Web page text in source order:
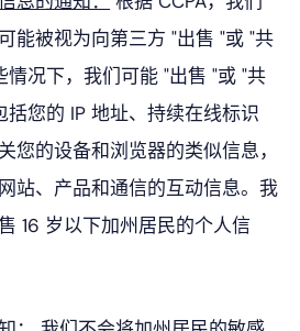
能被视为向第三方 "出售 "或 "共
情况下，我们可能 "出售 "或 "共
括您的 IP 地址、持续在线标识
您的设备和浏览器的类似信息，
站、产品和通信的互动信息。我
16 岁以下加州居民的个人信